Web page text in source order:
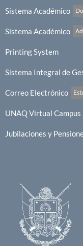
Sistema Académico
Sistema Académico
Printing System
Sistema Integral de
Correo Electrónico
UNAQ Virtual Campus
Jubilaciones y